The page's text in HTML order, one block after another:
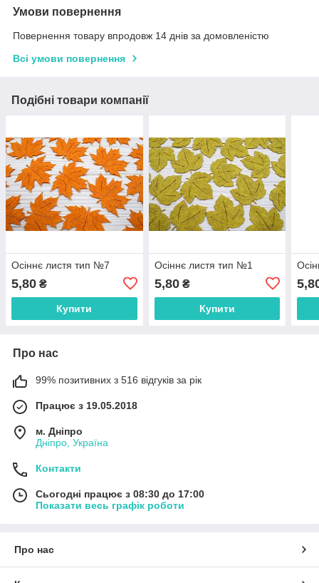
Умови повернення
Повернення товару впродовж 14 днів за домовленістю
Всі умови повернення
Подібні товари компанії
Осіннє листя тип №7
5,80 ₴
Купити
Осіннє листя тип №1
5,80₴
Купити
Про нас
99% позитивних з 516 відгуків за рік
Працює з 19.05.2018
м. Дніпро
Дніпро, Україна
Контакти
Сьогодні працює з 08:30 до 17:00
Показати весь графік роботи
Про нас